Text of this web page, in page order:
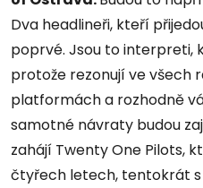
Dva headlineři, kteří
poprvé. Jsou to interpreti,
protože rezonují ve všech
platformách a rozhodně
samotné návraty budou
zahájí Twenty One Pilots,
čtyřech letech, tentokrát s